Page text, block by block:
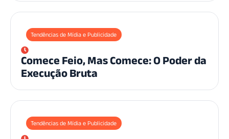
Tendências de Mídia e Publicidade
Comece Feio, Mas Comece: O Poder da
Execução Bruta
Tendências de Mídia e Publicidade